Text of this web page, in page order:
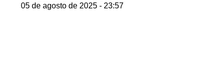
05 de agosto de 2025 - 23:57